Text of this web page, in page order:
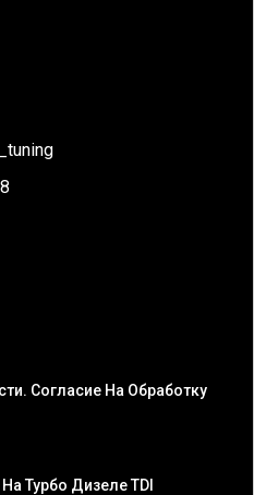
Согласие На Обработку
Турбо Дизеле TDI